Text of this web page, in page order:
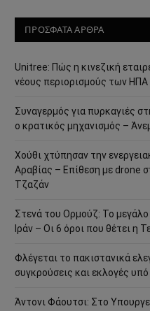
ΠΡΟΣΦΑΤΑ ΑΡΘΡΑ
Unitree: Πώς η κινεζική
νέους περιορισμούς των ΗΠΑ
Συναγερμός για πυρκαγιές
ο κρατικός μηχανισμός –
Χούθι χτύπησαν την
Αραβίας – Επίθεση με drone
Τζαζάν
Στενά του Ορμούζ: Το
Ιράν – Οι 6 όροι που θέτει η
Φλέγεται το πακιστανικά
συγκρούσεις και εκλογές
Άντονι Φάουτσι: Στο